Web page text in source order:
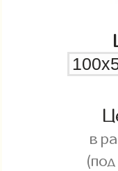
в